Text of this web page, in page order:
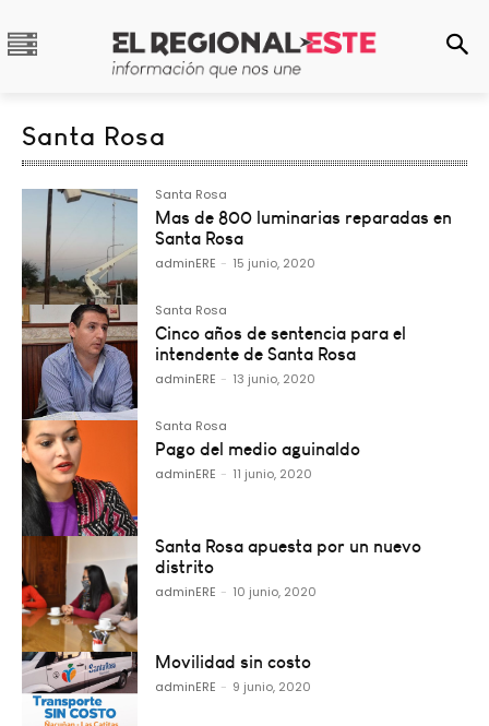
Santa Rosa
Santa Rosa
Mas de 800 luminarias reparadas en
Santa Rosa
adminERE - 15 junio, 2020
Santa Rosa
Cinco años de sentencia para el
intendente de Santa Rosa
adminERE - 13 junio, 2020
Santa Rosa
Pago del medio aguinaldo
adminERE - 11 junio, 2020
Santa Rosa apuesta por un nuevo
distrito
adminERE - 10 junio, 2020
Movilidad sin costo
adminERE - 9 junio, 2020